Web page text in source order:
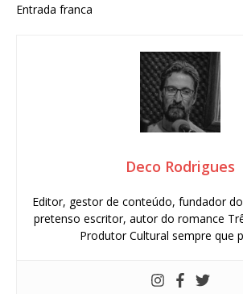
Entrada franca
Deco Rodrigues
Editor, gestor de conteúdo, fundador
pretenso escritor, autor do romance
Produtor Cultural sempre que